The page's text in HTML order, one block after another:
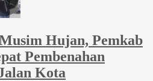
Hujan, Pemkab
Pembenahan
Kota